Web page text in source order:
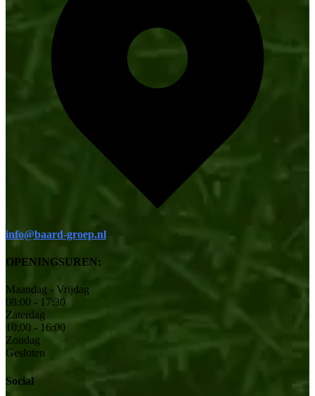
info@baard-groep.nl
OPENINGSUREN:
Maandag - Vrijdag
08:00 - 17:30
Zaterdag
10:00 - 16:00
Zondag
Gesloten
Social